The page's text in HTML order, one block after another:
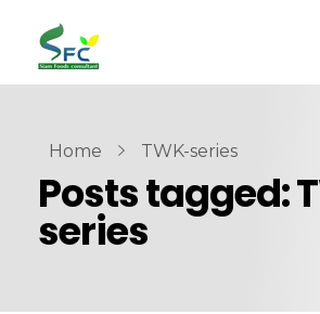
siamfoodsconsultant.com
Food Technology
Home TWK-series
Posts tagged:
series